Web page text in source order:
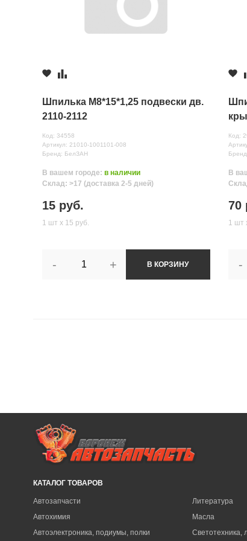
Все поля формы обязательны
Отправляя форму вы соглашаетесь на
обработку
Шпилька М8*15*1,25 подвески дв.
2110-2112
Код: 34558
Артикул: 21010-1001101-008
Бренд: БелЗАН
В вашем городе: в наличии
Склад: >17 (доставка 2-5 дней)
15 руб.
1 шт х 15 руб.
- + В КОРЗИНУ
Код:
В
70
1 шт
-
КАТАЛОГ ТОВАРОВ
Автозапчасти
Автохимия
Автоэлектроника, подиумы, полки
Литература
Масла
Светотехника,